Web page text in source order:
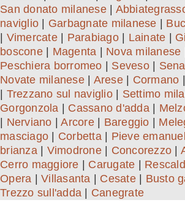
San donato milanese|
naviglio
Garbagnate milanese
Vimercate| Parabiago| Lainate
boscone| Magenta Nova milanese
Peschiera borromeo
Seveso|
Novate milanese| Arese| Cormano
Trezzano sul naviglio| Settimo
Gorgonzola
Cassano d'adda|
Nerviano |Arcore| Bareggio
masciago
Corbetta| Pieve
brianza| Vimodrone| Concorezzo
Cerro maggiore
Carugate
Opera
Villasanta Cesate| Busto
Trezzo sull'adda
Canegrate